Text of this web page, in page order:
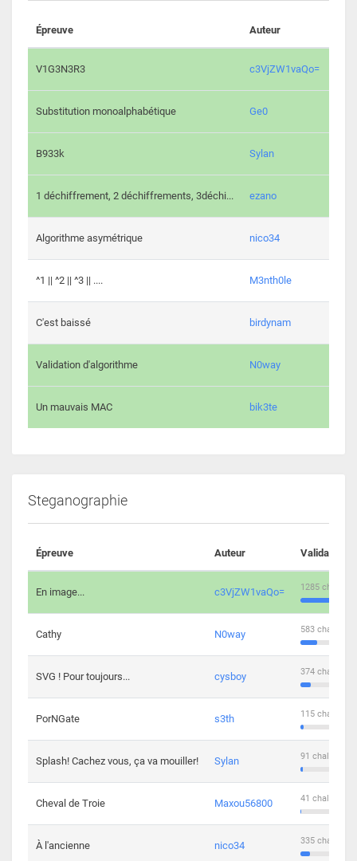
Épreuve Auteur
V1G3N3R3 c3VjZW1vaQo=
Substitution monoalphabétique Ge0
B933k Sylan
1 déchiffrement, 2 déchiffrements, 3déchi... ezano
Algorithme asymétrique nico34
^1 || ^2 || ^3 || .... M3nth0le
C'est baissé birdynam
Validation d'algorithme N0way
Un mauvais MAC bik3te
Steganographie
Épreuve Auteur Validations
En image... c3VjZW1vaQo= 1285
Cathy N0way 583
SVG ! Pour toujours... cysboy 374
PorNGate s3th 115
Splash! Cachez vous, ça va mouiller! Sylan 91
Cheval de Troie Maxou56800 41
À l'ancienne nico34 335